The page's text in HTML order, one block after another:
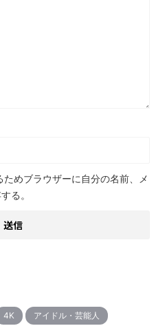
めブラウザーに自分の名前、メ
る。
4K アイドル・芸能人